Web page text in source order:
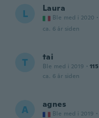
L Laura
Ble med i 2020 ·
ca. 6 år siden
T tai
Ble med i 2019 · 115
ca. 6 år siden
A agnes
Ble med i 2019 ·